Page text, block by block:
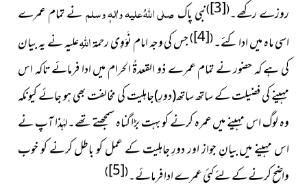
روزے رکھے۔(
[3]
)نبی پاکصلی اللہُ علیہ واٰلہٖ وسلمنے تمام عمرے
اسی ماہ میں ادا کئے۔(
[4]
)جس کی وجہ امام نَوَوِیرحمۃاللہِعلیہنے یہ بیان
کی ہے کہ حضور نے تمام عمرے ذو القعدۃُ الحرام میں ادا فرمائے تاکہ اس
مہینے کی فضیلت کے ساتھ ساتھ(دورِ)جاہلیت کی مخالفت بھی ہو جائے کیونکہ
وہ لوگ اس مہینے میں عمرہ کرنے کو بہت بڑا گناہ سمجھتے تھے۔لہٰذا آپ نے
اس مہینے میں بیانِ جواز اور دورِ جاہلیت کے عمل کو باطل کرنے کو خوب
واضح کرنے کے لئے کئی عمرے ادا فرمائے۔(
[5]
)